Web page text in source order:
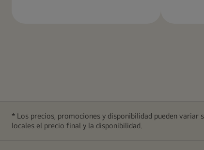
* Los precios, promociones y disponibilidad pueden
locales el precio final y la disponibilidad.